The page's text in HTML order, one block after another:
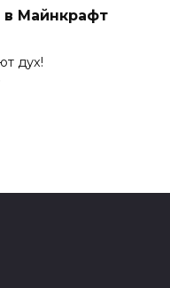
в Майнкрафт
дух!